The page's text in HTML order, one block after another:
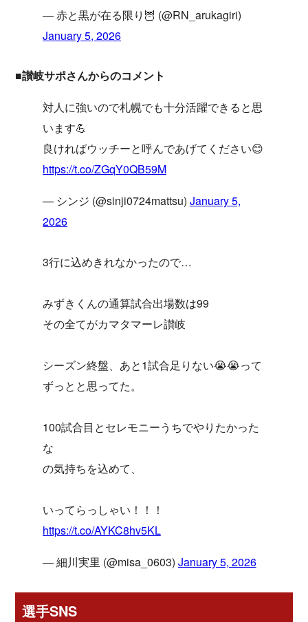
— 赤と黒が在る限り🦉 (@RN_arukagiri)
January 5, 2026
■讃岐サポさんからのコメント
対人に強いので札幌でも十分活躍できると思
います💪
良ければウッチーと呼んであげてください😊
https://t.co/ZGqY0QB59M
— シンジ (@sinji0724mattsu) January 5,
2026
3行に込めきれなかったので…
みずきくんの通算試合出場数は99
その全てがカマタマーレ讃岐
シーズン終盤、あと1試合足りない😭😭って
ずっとと思ってた。
100試合目とセレモニーうちでやりたかった
な
の気持ちを込めて、
いってらっしゃい！！！
https://t.co/AYKC8hv5KL
— 細川実里 (@misa_0603) January 5, 2026
選手SNS